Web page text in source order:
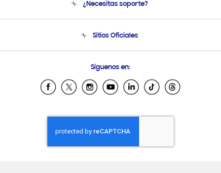
Soporte
¿Necesitas soporte?
Soporte vía eMail
Sitios Oficiales
Samsung Ecuador
Samsung El Salvador
Samsung Honduras
Samsung Nicaragua
Samsung Panamá
Síguenos en: